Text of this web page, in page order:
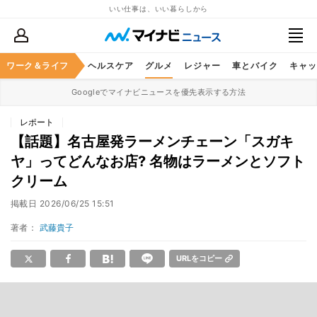
いい仕事は、いい暮らしから
ワーク＆ライフ
マネー 暮らし ヘルスケア グルメ レジャー 車とバイク キャ
Googleでマイナビニュースを優先表示する方法
レポート
【話題】名古屋発ラーメンチェーン「スガキ
ヤ」ってどんなお店? 名物はラーメンとソフト
クリーム
掲載日 2026/06/25 15:51
著者： 武藤貴子
URLをコピー